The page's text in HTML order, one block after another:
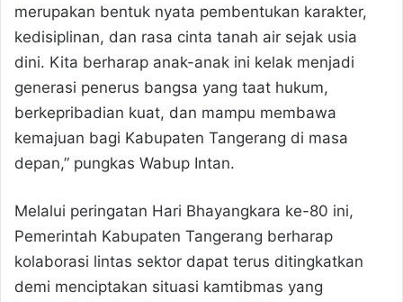
merupakan bentuk nyata pembentukan karakter,
kedisiplinan, dan rasa cinta tanah air sejak usia
dini. Kita berharap anak-anak ini kelak menjadi
generasi penerus bangsa yang taat hukum,
berkepribadian kuat, dan mampu membawa
kemajuan bagi Kabupaten Tangerang di masa
depan,” pungkas Wabup Intan.
Melalui peringatan Hari Bhayangkara ke-80 ini,
Pemerintah Kabupaten Tangerang berharap
kolaborasi lintas sektor dapat terus ditingkatkan
demi menciptakan situasi kamtibmas yang